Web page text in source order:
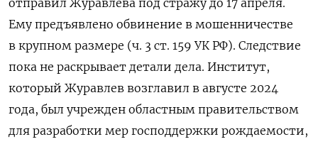
отправил Журавлева под стражу до 17 апреля.
Ему предъявлено обвинение в мошенничестве
в крупном размере (ч. 3 ст. 159 УК РФ). Следствие
пока не раскрывает детали дела. Институт,
который Журавлев возглавил в августе 2024
года, был учрежден областным правительством
для разработки мер господдержки рождаемости,